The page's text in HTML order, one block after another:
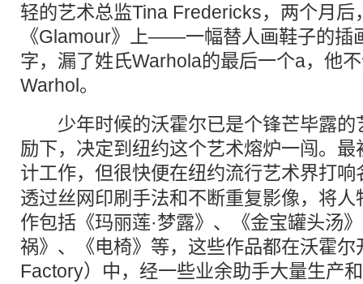
轻的艺术总监Tina Fredericks，两个月后
《Glamour》上——一幅替人画鞋子的插
字，漏了姓氏Warhola的最后一个a，他
Warhol。
少年时候的沃霍尔已是个锋芒毕露的
励下，决定到纽约这个艺术熔炉一闯。
计工作，但很快便在纽约流行艺术界打响
透过丝网印刷手法和不断重复影像，将
作包括《玛丽莲·梦露》、《金宝罐头汤
祸》、《电椅》等，这些作品都在沃霍
Factory）中，经一些业余助手大量生产